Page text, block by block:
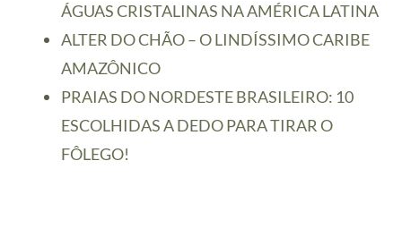
ÁGUAS CRISTALINAS NA AMÉRICA LATINA
ALTER DO CHÃO – O LINDÍSSIMO CARIBE
AMAZÔNICO
PRAIAS DO NORDESTE BRASILEIRO: 10
ESCOLHIDAS A DEDO PARA TIRAR O
FÔLEGO!